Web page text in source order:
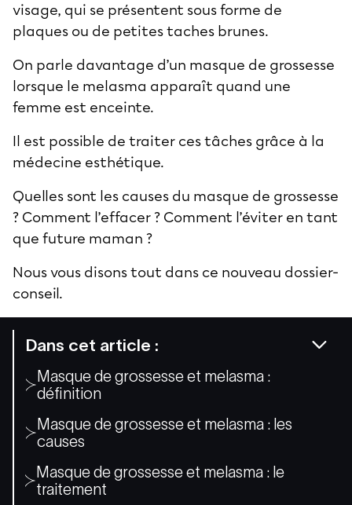
Dans cet article :
Masque de grossesse et melasma :
définition
Masque de grossesse et melasma : les
causes
Masque de grossesse et melasma : le
traitement
visage, qui se présentent sous forme de
plaques ou de petites taches brunes.
On parle davantage d’un masque de grossesse
lorsque le melasma apparaît quand une
femme est enceinte.
Il est possible de traiter ces tâches grâce à la
médecine esthétique.
Quelles sont les causes du masque de grossesse
? Comment l’effacer ? Comment l’éviter en tant
que future maman ?
Nous vous disons tout dans ce nouveau dossier-
conseil.